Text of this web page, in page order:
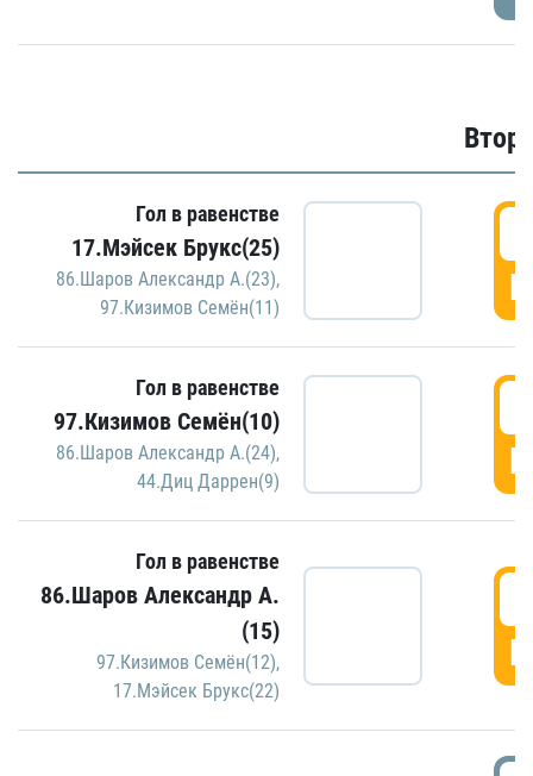
Гол в равенстве
17.Мэйсек Брукс(25)
86.Шаров Александр А.(23),
97.Кизимов Семён(11)
Гол в равенстве
97.Кизимов Семён(10)
86.Шаров Александр А.(24),
44.Диц Даррен(9)
Гол в равенстве
86.Шаров Александр А.
(15)
97.Кизимов Семён(12),
17.Мэйсек Брукс(22)